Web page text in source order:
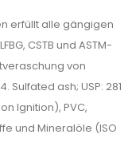
erfüllt alle gängigen
CSTB und ASTM-
von
Sulfated ash; USP: 281
Ignition), PVC,
und Mineralöle (ISO